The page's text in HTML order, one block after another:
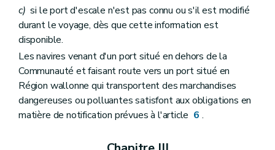
c) si le port d'escale n'est pas connu ou s'il est modifié
durant le voyage, dès que cette information est
disponible.
Les navires venant d'un port situé en dehors de la
Communauté et faisant route vers un port situé en
Région wallonne qui transportent des marchandises
dangereuses ou polluantes satisfont aux obligations en
matière de notification prévues à l'article 6 .